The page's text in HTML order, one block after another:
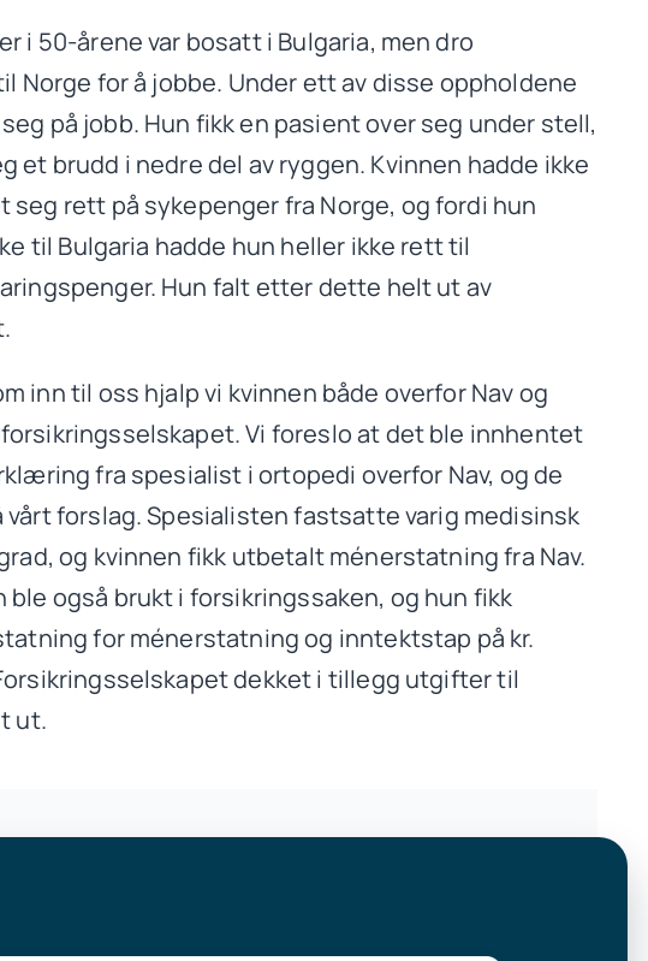
i 50-årene var bosatt i Bulgaria, men dro
Norge for å jobbe. Under ett av disse oppholdene
på jobb. Hun fikk en pasient over seg under stell,
et brudd i nedre del av ryggen. Kvinnen hadde ikke
seg rett på sykepenger fra Norge, og fordi hun
til Bulgaria hadde hun heller ikke rett til
Hun falt etter dette helt ut av
inn til oss hjalp vi kvinnen både overfor Nav og
Vi foreslo at det ble innhentet
fra spesialist i ortopedi overfor Nav, og de
vårt forslag. Spesialisten fastsatte varig medisinsk
og kvinnen fikk utbetalt ménerstatning fra Nav.
også brukt i forsikringssaken, og hun fikk
for ménerstatning og inntektstap på kr.
dekket i tillegg utgifter til
ut.